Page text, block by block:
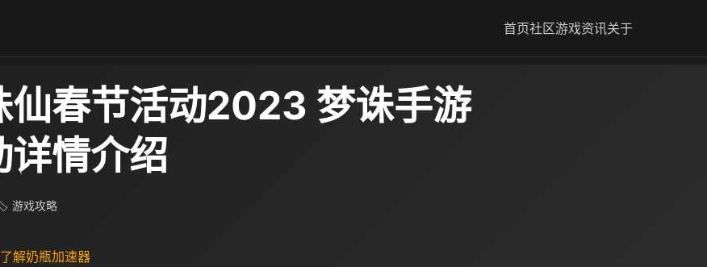
首页社区游戏资讯关于
仙春节活动2023 梦诛手游
详情介绍​
游戏攻略
解奶瓶加速器